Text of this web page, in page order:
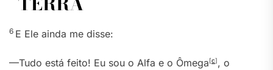
6 E Ele ainda me disse:
—Tudo está feito! Eu sou o Alfa e o Ômega[c], o